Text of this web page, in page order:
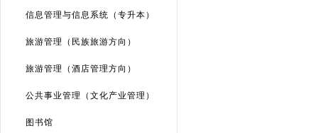
信息管理与信息系统（专升本）
旅游管理（民族旅游方向）
旅游管理（酒店管理方向）
公共事业管理（文化产业管理）
图书馆